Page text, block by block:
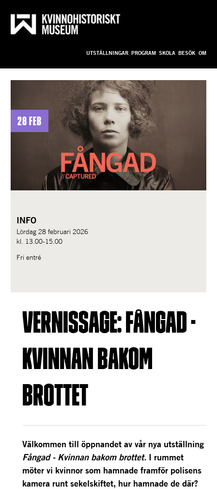
Till innehållet
UTSTÄLLNINGAR PROGRAM SKOLA BESÖK OM
bild_ny
28 feb
INFO
Lördag 28 februari 2026
kl. 13.00-15.00
Fri entré
Vernissage: FÅNGAD -
KVINNAN BAKOM
BROTTET
Fångad - Kvinnan bakom brottet. I rummet
möter vi kvinnor som hamnade framför polisens
kamera runt sekelskiftet, hur hamnade de där?